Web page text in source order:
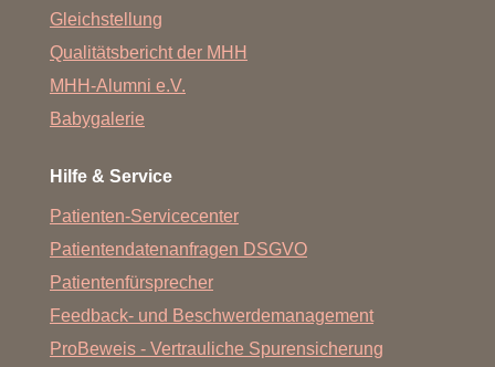
Gleichstellung
Qualitätsbericht der MHH
MHH-Alumni e.V.
Babygalerie
Hilfe & Service
Patienten-Servicecenter
Patientendatenanfragen DSGVO
Patientenfürsprecher
Feedback- und Beschwerdemanagement
ProBeweis - Vertrauliche Spurensicherung